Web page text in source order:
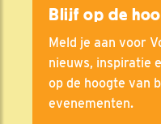
Blijf op de
Meld je aan voor
nieuws, inspiratie
op de hoogte van
evenementen.